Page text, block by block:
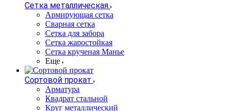
Сетка металлическая
Армирующая сетка
Сварная сетка
Сетка для забора
Сетка жаростойкая
Сетка крученая Манье
Еще
Сортовой прокат
Арматура
Квадрат стальной
Круг металлический